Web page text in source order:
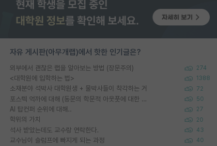
자유 게시판(아무개랩)에서 핫한 인기글은?
외부에서 괜찮은 랩을 알아보는 방법 (장문주의) 274
<대학원에 입학하는 법> 1388
소재분야 석박사 대학원생 + 물박사들이 착각하는 거 72
포스텍 억까에 대해 (동문의 학문적 아웃풋에 대한 반박) 50
AI 탑컨퍼 순위에 대해.. 27
학위의 가치 20
석사 받았는데도 교수랑 연락한다. 43
교수님이 슬럼프에 빠지게 되는 과정 40